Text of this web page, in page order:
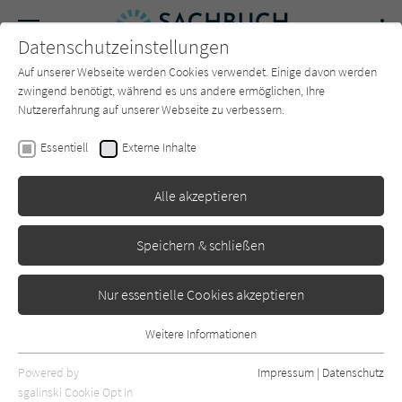
SUCHE Forum Charts Newsletter
Martin Krengel
Erschienen: Januar 2022 0
Datenschutzeinstellungen
Auf unserer Webseite werden Cookies verwendet. Einige davon werden
zwingend benötigt, während es uns andere ermöglichen, Ihre
Nutzererfahrung auf unserer Webseite zu verbessern.
Essentiell Externe Inhalte
Alle akzeptieren
Speichern & schließen
Nur essentielle Cookies akzeptieren
Essentielle Cookies werden für grundlegende Funktionen der
Webseite benötigt. Dadurch ist gewährleistet, dass die Webseite
Weitere Informationen
Powered by
sgalinski Cookie Opt In
Impressum | Datenschutz